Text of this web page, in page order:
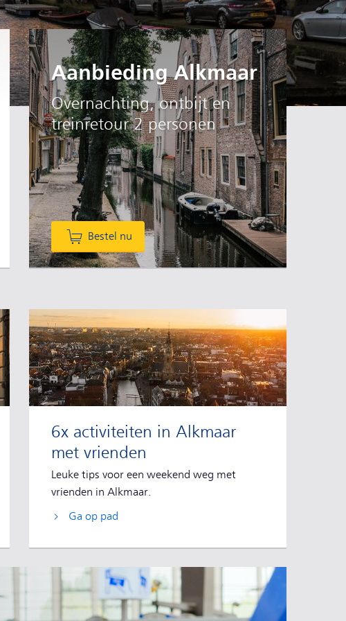
Aanbieding Alkmaar
Overnachting, ontbijt en
treinretour 2 personen
Bestel nu
6x activiteiten in Alkmaar
met vrienden
Leuke tips voor een weekend weg met
vrienden in Alkmaar.
Ga op pad